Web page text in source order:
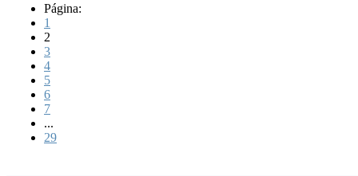
Página:
1
2
3
4
5
6
7
...
29